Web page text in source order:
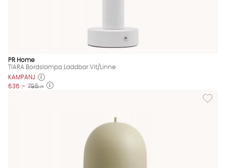
PR Home
TIARA Bordslampa Laddbar Vit/Linne
KAMPANJ
636 :- 795 :-
Lägg